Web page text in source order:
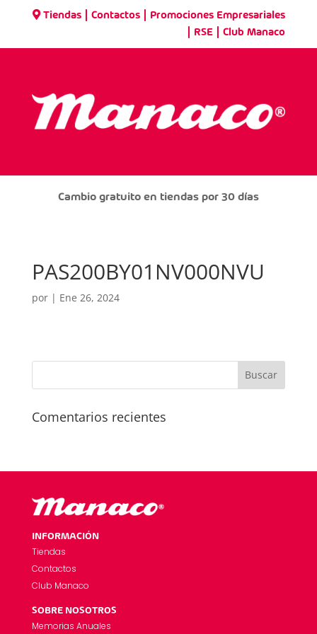
Tiendas |Contactos Promociones Empresariales
RSE |Club Manaco
Cambio gratuito en tiendas por 30 días
PAS200BY01NV000NVU
por | Ene 26, 2024
Comentarios recientes
INFORMACIÓN
Tiendas
Contactos
Club Manaco
SOBRE NOSOTROS
Memorias Anuales